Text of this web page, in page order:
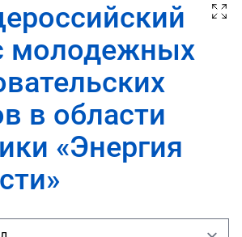
молодежных
в области
«Энергия